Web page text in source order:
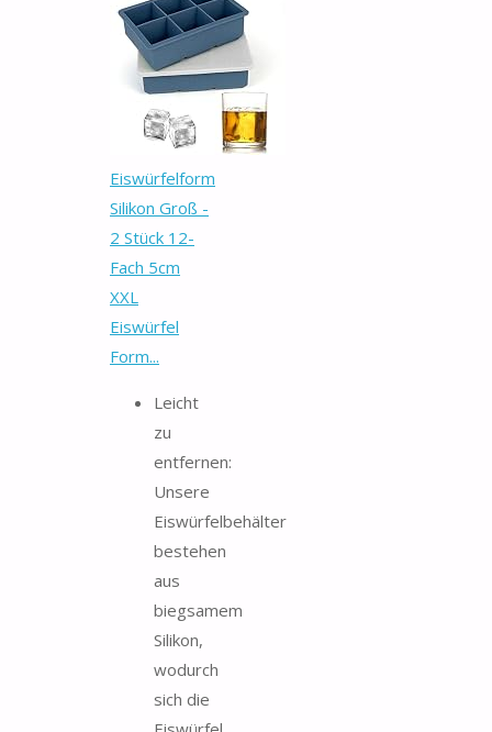
Eiswürfelform
Silikon Groß -
2 Stück 12-
Fach 5cm
XXL
Eiswürfel
Form...
Leicht
zu
entfernen:
Unsere
Eiswürfelbehälter
bestehen
aus
biegsamem
Silikon,
wodurch
sich die